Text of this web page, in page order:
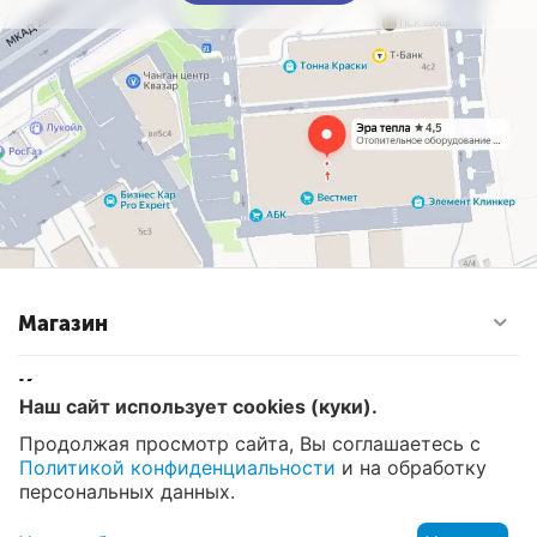
Все модели Джилекс Циркуль обладают низким
уровнем шума (не более 45 дБ) и не требуют
технического обслуживания в течение многих лет.
Магазин
Контакты
© 2008 - 2026 Эра Тепла. Интернет магазин отопительных
систем и водоснабжения в Москве
Наш сайт использует cookies (куки).
Продолжая просмотр сайта, Вы соглашаетесь с
Политикой конфиденциальности и на обработку
персональных данных.